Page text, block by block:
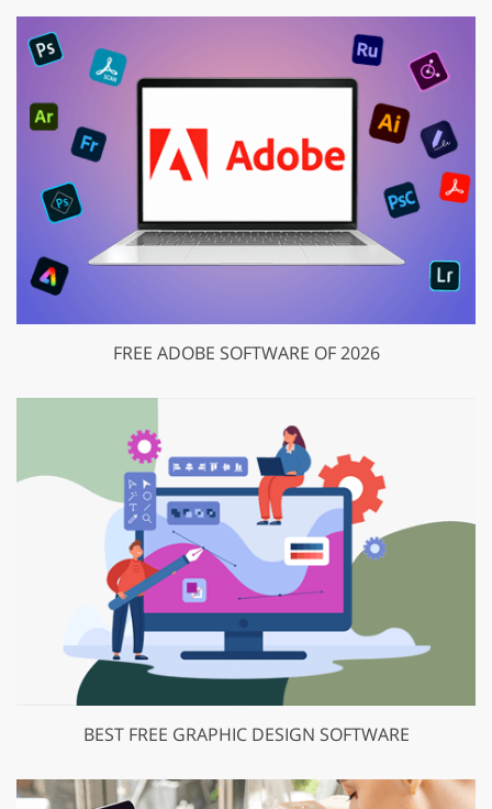
FREE ADOBE SOFTWARE OF 2026
BEST FREE GRAPHIC DESIGN SOFTWARE